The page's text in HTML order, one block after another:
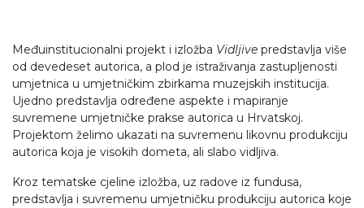
Međuinstitucionalni projekt i izložba Vidljive predstavlja više
od devedeset autorica, a plod je istraživanja zastupljenosti
umjetnica u umjetničkim zbirkama muzejskih institucija.
Ujedno predstavlja određene aspekte i mapiranje
suvremene umjetničke prakse autorica u Hrvatskoj.
Projektom želimo ukazati na suvremenu likovnu produkciju
autorica koja je visokih dometa, ali slabo vidljiva.
Kroz tematske cjeline izložba, uz radove iz fundusa,
predstavlja i suvremenu umjetničku produkciju autorica koje